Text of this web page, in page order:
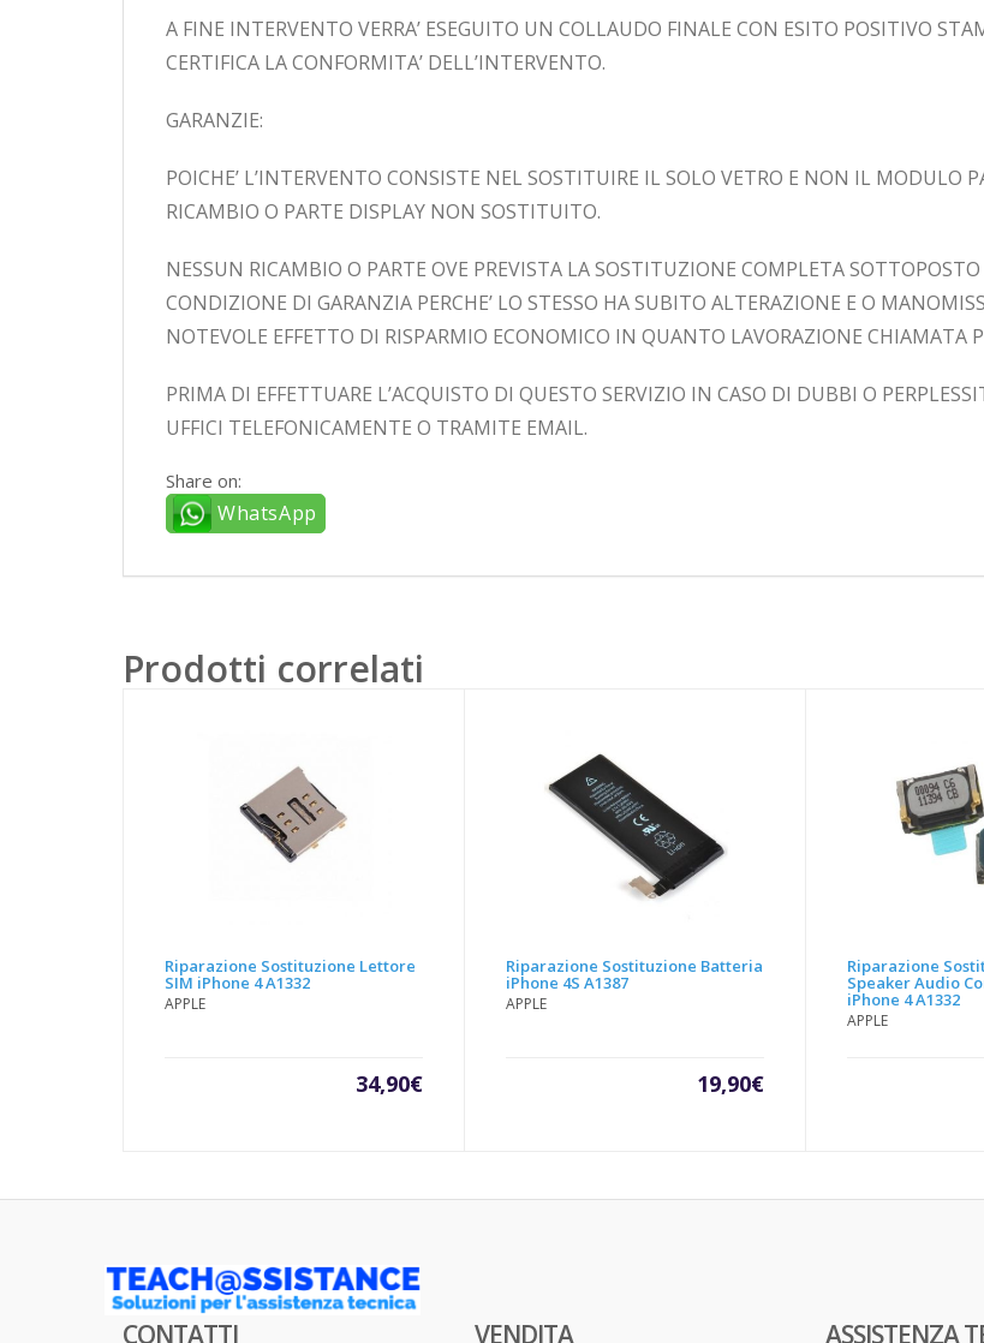
A FINE INTERVENTO VERRA’ ESEGUITO UN COLLAUDO FINALE CON ESITO POSITIVO
CERTIFICA LA CONFORMITA’ DELL’INTERVENTO.
GARANZIE:
POICHE’ L’INTERVENTO CONSISTE NEL SOSTITUIRE IL SOLO VETRO E NON IL MODULO
RICAMBIO O PARTE DISPLAY NON SOSTITUITO.
NESSUN RICAMBIO O PARTE OVE PREVISTA LA SOSTITUZIONE COMPLETA
CONDIZIONE DI GARANZIA PERCHE’ LO STESSO HA SUBITO ALTERAZIONE E O
NOTEVOLE EFFETTO DI RISPARMIO ECONOMICO IN QUANTO LAVORAZIONE CHIAMATA
PRIMA DI EFFETTUARE L’ACQUISTO DI QUESTO SERVIZIO IN CASO DI DUBBI O
UFFICI TELEFONICAMENTE O TRAMITE EMAIL.
Share on:
WhatsApp
Prodotti correlati
Riparazione Sostituzione Lettore
SIM iPhone 4 A1332
APPLE
34,90€
Riparazione Sostituzione Batteria
iPhone 4S A1387
APPLE
19,90€
Riparazione
Speaker Audio
iPhone 4 A1332
APPLE
CONTATTI VENDITA ASSISTENZA